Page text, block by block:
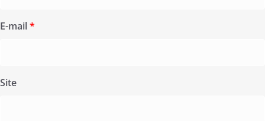
E-mail*
Site